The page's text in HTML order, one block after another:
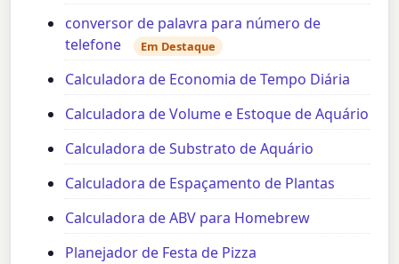
conversor de palavra para número de
telefone
Em Destaque
Calculadora de Economia de Tempo Diária
Calculadora de Volume e Estoque de Aquário
Calculadora de Substrato de Aquário
Calculadora de Espaçamento de Plantas
Calculadora de ABV para Homebrew
Planejador de Festa de Pizza